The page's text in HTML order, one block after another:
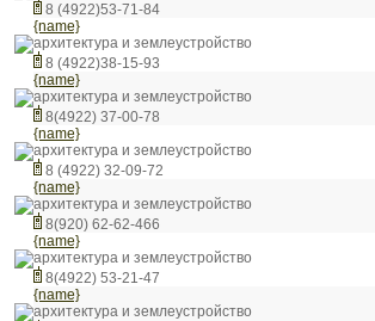
8 (4922)53-71-84
{name}
архитектура и землеустройство
8 (4922)38-15-93
{name}
архитектура и землеустройство
8(4922) 37-00-78
{name}
архитектура и землеустройство
8 (4922) 32-09-72
{name}
архитектура и землеустройство
8(920) 62-62-466
{name}
архитектура и землеустройство
8(4922) 53-21-47
{name}
архитектура и землеустройство